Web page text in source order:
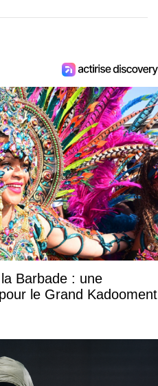
Barbade : une
le Grand Kadooment